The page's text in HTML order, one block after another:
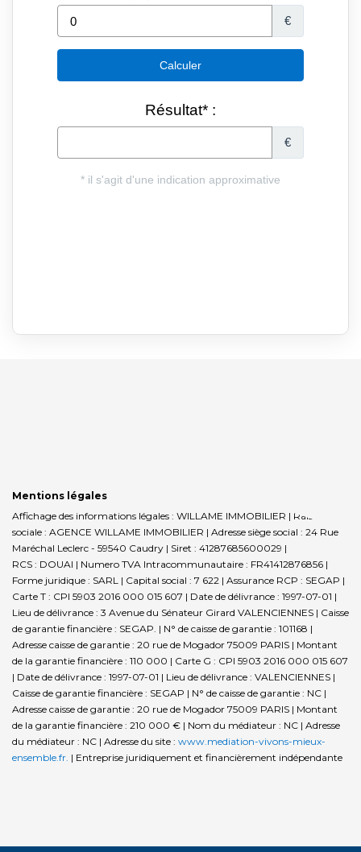
Mentions légales
Affichage des informations légales : WILLAME IMMOBILIER | Raison
sociale : AGENCE WILLAME IMMOBILIER | Adresse siège social : 24 Rue
Maréchal Leclerc - 59540 Caudry | Siret : 41287685600029 |
RCS : DOUAI | Numero TVA Intracommunautaire : FR41412876856 |
Forme juridique : SARL | Capital social : 7 622 | Assurance RCP : SEGAP |
Carte T : CPI 5903 2016 000 015 607 | Date de délivrance : 1997-07-01 |
Lieu de délivrance : 3 Avenue du Sénateur Girard VALENCIENNES | Caisse
de garantie financière : SEGAP. | N° de caisse de garantie : 101168 |
Adresse caisse de garantie : 20 rue de Mogador 75009 PARIS | Montant
de la garantie financière : 110 000 | Carte G : CPI 5903 2016 000 015 607
| Date de délivrance : 1997-07-01 | Lieu de délivrance : VALENCIENNES |
Caisse de garantie financière : SEGAP | N° de caisse de garantie : NC |
Adresse caisse de garantie : 20 rue de Mogador 75009 PARIS | Montant
de la garantie financière : 210 000 € | Nom du médiateur : NC | Adresse
du médiateur : NC | Adresse du site : www.mediation-vivons-mieux-
ensemble.fr. | Entreprise juridiquement et financièrement indépendante